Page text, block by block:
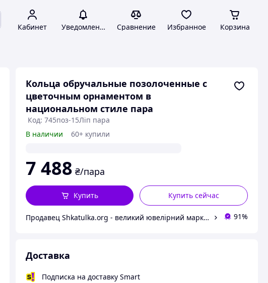
Кабинет Уведомления Сравнение Избранное Корзина
Кольца обручальные позолоченные с
цветочным орнаментом в
национальном стиле пара
Код: 745поз-15Ліп пара
В наличии
60+ купили
7 488 ₴/пара
Купить сейчас
Купить
Продавец Shkatulka.org - великий ювелірний маркет для всієї родини! 91%
Доставка
Подписка на доставку Smart